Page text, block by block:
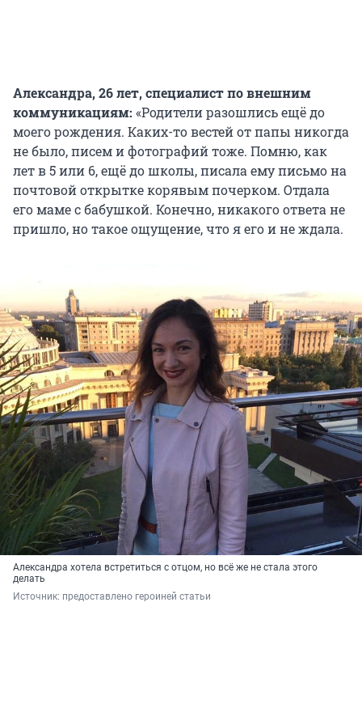
Александра, 26 лет, специалист по внешним
коммуникациям: «Родители разошлись ещё до
моего рождения. Каких-то вестей от папы никогда
не было, писем и фотографий тоже. Помню, как
лет в 5 или 6, ещё до школы, писала ему письмо на
почтовой открытке корявым почерком. Отдала
его маме с бабушкой. Конечно, никакого ответа не
пришло, но такое ощущение, что я его и не ждала.
Александра хотела встретиться с отцом, но всё же не стала этого
делать
Источник: предоставлено героиней статьи